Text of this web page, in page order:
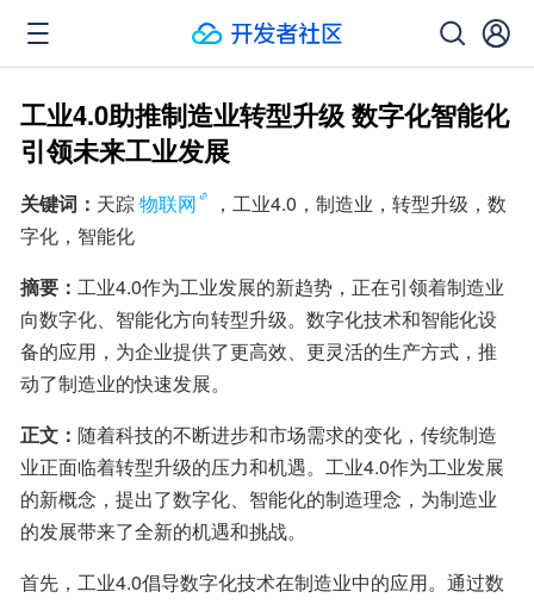
工业4.0助推制造业转型升级 数字化智能化
引领未来工业发展
关键词： 天踪物联网
，工业4.0，制造业，转型升级，数
字化，智能化
摘要： 工业4.0作为工业发展的新趋势，正在引领着制造业
向数字化、智能化方向转型升级。数字化技术和智能化设
备的应用，为企业提供了更高效、更灵活的生产方式，推
动了制造业的快速发展。
正文： 随着科技的不断进步和市场需求的变化，传统制造
业正面临着转型升级的压力和机遇。工业4.0作为工业发展
的新概念，提出了数字化、智能化的制造理念，为制造业
的发展带来了全新的机遇和挑战。
首先，工业4.0倡导数字化技术在制造业中的应用。通过数